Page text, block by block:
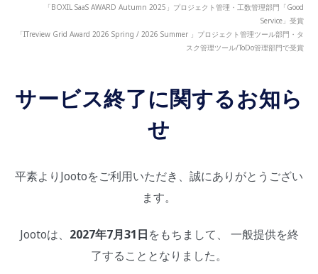
「BOXIL SaaS AWARD Autumn 2025」プロジェクト管理・工数管理部門「Good
Service」受賞
「ITreview Grid Award 2026 Spring / 2026 Summer 」プロジェクト管理ツール部門・タ
スク管理ツール/ToDo管理部門で受賞
サービス終了に関するお知ら
せ
平素よりJootoをご利用いただき、誠にありがとうござい
ます。
Jootoは、 2027年7月31日をもちまして、 一般提供を終
了することとなりました。